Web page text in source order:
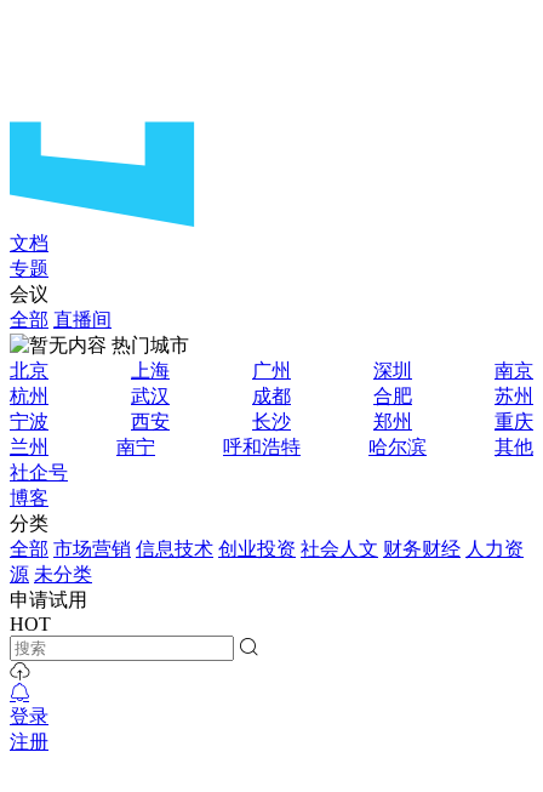
文档
专题
会议
全部 直播间
热门城市
北京
上海 广州 深圳
南京
杭州
武汉 成都 合肥
苏州
宁波
西安 长沙 郑州
重庆
兰州
南宁 呼和浩特 哈尔滨
其他
社企号
博客
分类
全部 市场营销 信息技术 创业投资 社会人文 财务财经 人力资
源 未分类
申请试用
HOT
登录
注册